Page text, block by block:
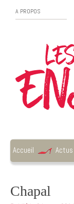
A PROPOS
Accueil Actus
Chapal